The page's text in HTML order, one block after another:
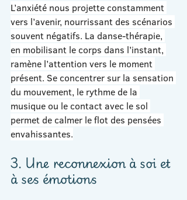
L’anxiété nous projette constamment
vers l’avenir, nourrissant des scénarios
souvent négatifs. La danse-thérapie,
en mobilisant le corps dans l’instant,
ramène l’attention vers le moment
présent. Se concentrer sur la sensation
du mouvement, le rythme de la
musique ou le contact avec le sol
permet de calmer le flot des pensées
envahissantes.
3. Une reconnexion à soi et
à ses émotions